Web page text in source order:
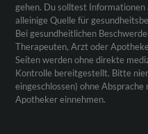
gehen. Du solltest Informationen
alleinige Quelle für
Bei gesundheitlichen
Therapeuten, Arzt oder
Seiten werden ohne direkte
Kontrolle bereitgestellt. Bitte
eingeschlossen) ohne
Apotheker einnehmen.